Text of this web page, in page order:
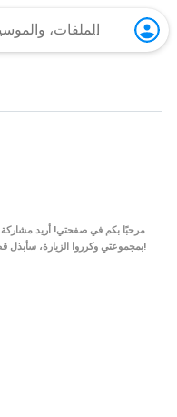
مرحبًا بكم في صفحتي! أريد مشاركة
بمجموعتي وكرروا الزيارة، سأبذل قصارى جهدي لجعلها مفيدة لكم دومًا. شكرًا على وقتكم!